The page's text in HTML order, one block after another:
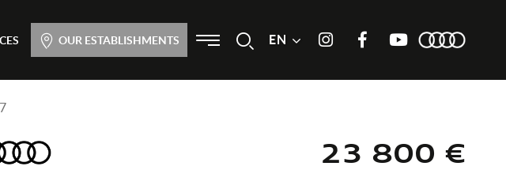
Skip
to
Main menu
OUR ESTABLISHMENTS MenuSearch EN
23 800 €